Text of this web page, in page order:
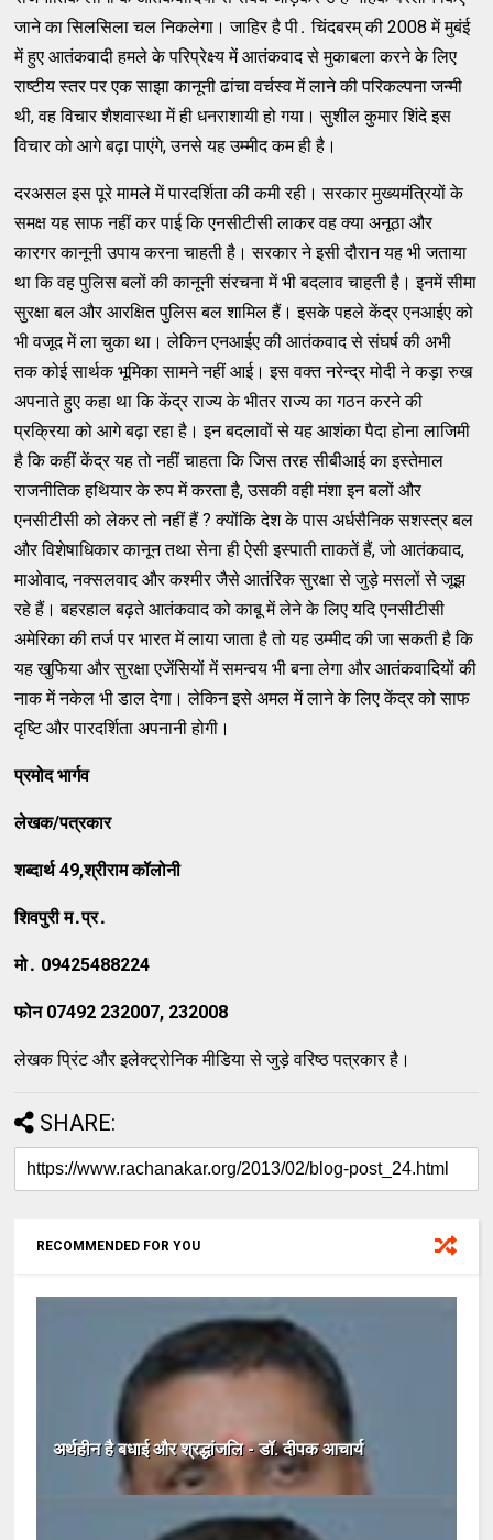
जाने का सिलसिला चल निकलेगा। जाहिर है पी․ चिंदबरम्‌ की 2008 में मुबंई
में हुए आतंकवादी हमले के परिप्रेक्ष्‍य में आतंकवाद से मुकाबला करने के लिए
राष्‍टीय स्‍तर पर एक साझा कानूनी ढांचा वर्चस्‍व में लाने की परिकल्‍पना जन्‍मी
थी, वह विचार शैशवास्‍था में ही धनराशायी हो गया। सुशील कुमार शिंदे इस
विचार को आगे बढ़ा पाएंगे, उनसे यह उम्‍मीद कम ही है।
दरअसल इस पूरे मामले में पारदर्शिता की कमी रही। सरकार मुख्‍यमंत्रियों के
समक्ष यह साफ नहीं कर पाई कि एनसीटीसी लाकर वह क्‍या अनूठा और
कारगर कानूनी उपाय करना चाहती है। सरकार ने इसी दौरान यह भी जताया
था कि वह पुलिस बलों की कानूनी संरचना में भी बदलाव चाहती है। इनमें सीमा
सुरक्षा बल और आरक्षित पुलिस बल शामिल हैं। इसके पहले केंद्र एनआईए को
भी वजूद में ला चुका था। लेकिन एनआईए की आतंकवाद से संघर्ष की अभी
तक कोई सार्थक भूमिका सामने नहीं आई। इस वक्‍त नरेन्‍द्र मोदी ने कड़ा रुख
अपनाते हुए कहा था कि केंद्र राज्‍य के भीतर राज्‍य का गठन करने की
प्रक्रिया को आगे बढ़ा रहा है। इन बदलावों से यह आशंका पैदा होना लाजिमी
है कि कहीं केंद्र यह तो नहीं चाहता कि जिस तरह सीबीआई का इस्‍तेमाल
राजनीतिक हथियार के रुप में करता है, उसकी वही मंशा इन बलों और
एनसीटीसी को लेकर तो नहीं हैं ? क्‍योंकि देश के पास अर्धसैनिक सशस्‍त्र बल
और विशेषाधिकार कानून तथा सेना ही ऐसी इस्‍पाती ताकतें हैं, जो आतंकवाद,
माओवाद, नक्‍सलवाद और कश्‍मीर जैसे आतंरिक सुरक्षा से जुड़े मसलों से जूझ
रहे हैं। बहरहाल बढ़ते आतंकवाद को काबू में लेने के लिए यदि एनसीटीसी
अमेरिका की तर्ज पर भारत में लाया जाता है तो यह उम्‍मीद की जा सकती है कि
यह खुफिया और सुरक्षा एजेंसियों में समन्‍वय भी बना लेगा और आतंकवादियों की
नाक में नकेल भी डाल देगा। लेकिन इसे अमल में लाने के लिए केंद्र को साफ
दृष्‍टि और पारदर्शिता अपनानी होगी।
प्रमोद भार्गव
लेखक/पत्रकार
शब्‍दार्थ49,श्रीराम कॉलोनी
शिवपुरी म․प्र․
मो․ 09425488224
फोन 07492 232007, 232008
लेखक प्रिंट और इलेक्‍ट्रोनिक मीडिया से जुड़े वरिष्‍ठ पत्रकार है।
SHARE:
RECOMMENDED FOR YOU
अर्थहीन है बधाई और श्रद्धांजलि - डॉ. दीपक आचार्य